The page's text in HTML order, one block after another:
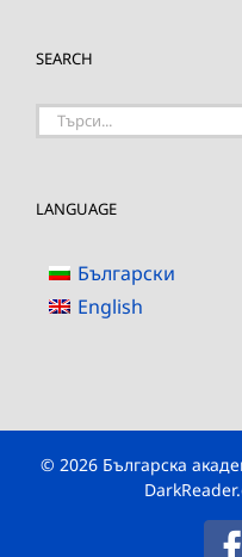
SEARCH
Търсене
LANGUAGE
Български
English
© 2026 Българска